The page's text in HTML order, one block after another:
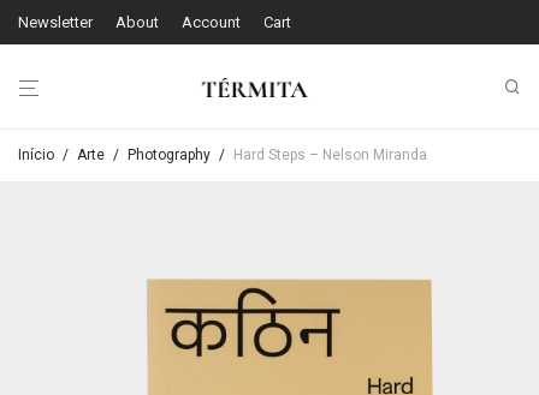
Newsletter About Account Cart
Início / Arte / Photography / Hard Steps – Nelson Miranda